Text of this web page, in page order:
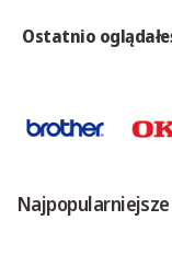
Ostatnio